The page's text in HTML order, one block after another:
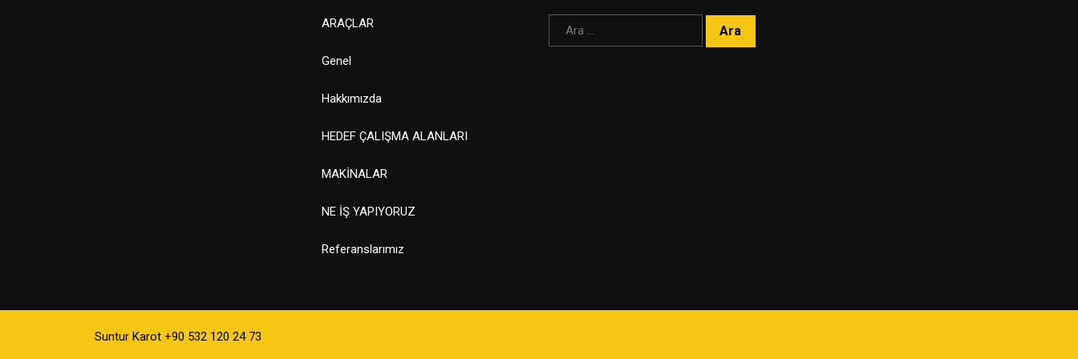
ARAÇLAR
Genel
Hakkımızda
HEDEF ÇALIŞMA ALANLARI
MAKİNALAR
NE İŞ YAPIYORUZ
Referanslarımız
Arama:
Suntur Karot +90 532 120 24 73